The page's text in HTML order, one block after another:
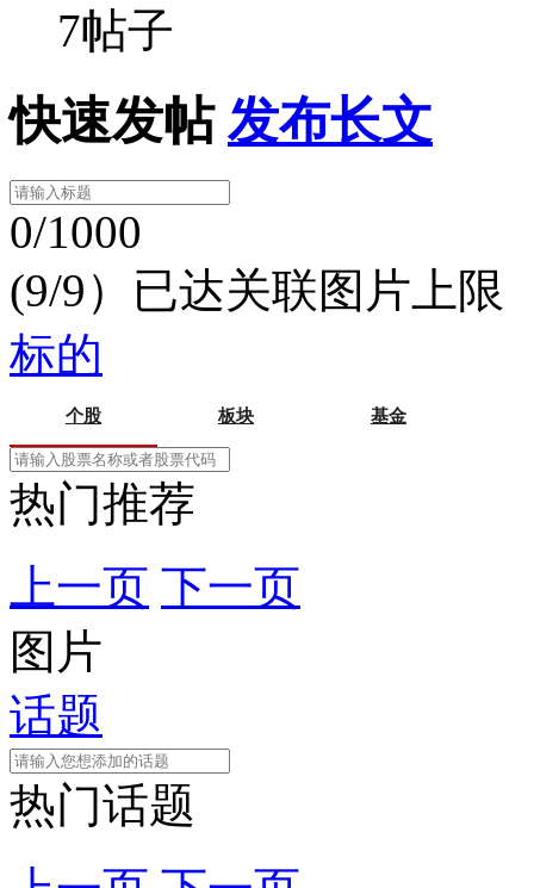
7帖子
快速发帖 发布长文
0/1000
(9/9）已达关联图片上限
标的
个股 板块 基金
热门推荐
上一页 下一页
图片
话题
热门话题